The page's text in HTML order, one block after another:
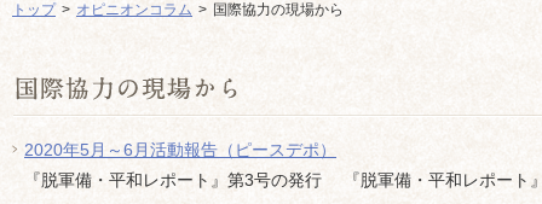
トップ オピニオンコラム 国際協力の現場から
2020年5月～6月活動報告（ピースデポ）
『脱軍備・平和レポート』第3号の発行 『脱軍備・平和レポート